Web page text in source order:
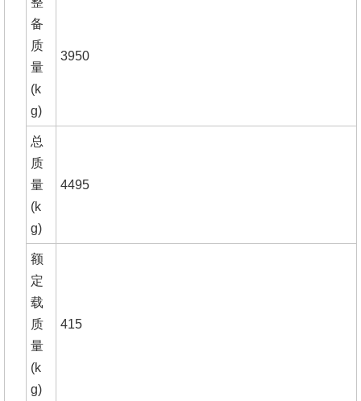
备
质
量
(k
g)
3950
总
质
量
(k
g)
4495
额
定
载
质
量
(k
g)
415